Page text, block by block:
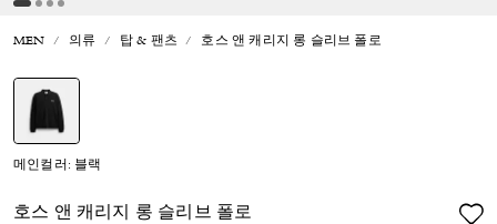
MEN 의류 탑 & 팬츠 호스 앤 캐리지 롱 슬리브 폴로
메인컬러: 블랙
호스 앤 캐리지 롱 슬리브 폴로